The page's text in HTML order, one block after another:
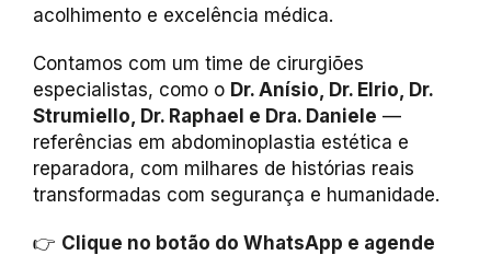
acolhimento e excelência médica.
Contamos com um time de cirurgiões
especialistas, como o Dr. Anísio, Dr. Elrio, Dr.
Strumiello, Dr. Raphael e Dra. Daniele —
referências em abdominoplastia estética e
reparadora, com milhares de histórias reais
transformadas com segurança e humanidade.
👉 Clique no botão do WhatsApp e agende